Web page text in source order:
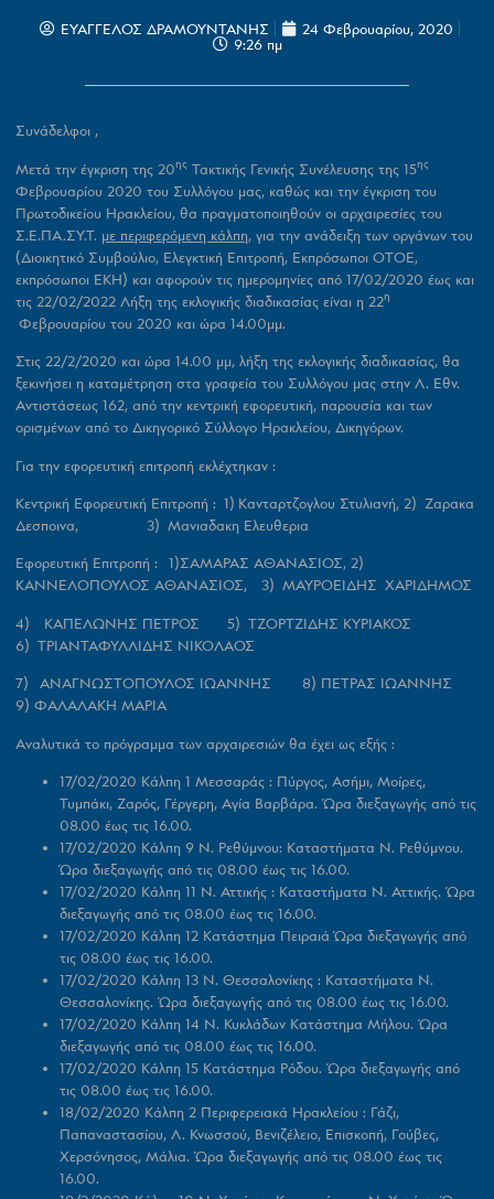
ΕΥΑΓΓΕΛΟΣ ΔΡΑΜΟΥΝΤΑΝΗΣ
24 Φεβρουαρίου, 2020
9:26 πμ
Συνάδελφοι ,
Μετά την έγκριση της 20ης Τακτικής Γενικής Συνέλευσης της 15ης
Φεβρουαρίου 2020 του Συλλόγου μας, καθώς και την έγκριση του
Πρωτοδικείου Ηρακλείου, θα πραγματοποιηθούν οι αρχαιρεσίες του
Σ.Ε.ΠΑ.ΣΥ.Τ. με περιφερόμενη κάλπη, για την ανάδειξη των οργάνων του
(Διοικητικό Συμβούλιο, Ελεγκτική Επιτροπή, Εκπρόσωποι ΟΤΟΕ,
εκπρόσωποι ΕΚΗ) και αφορούν τις ημερομηνίες από 17/02/2020 έως και
τις 22/02/2022 Λήξη της εκλογικής διαδικασίας είναι η 22η
Φεβρουαρίου του 2020 και ώρα 14.00μμ.
Στις 22/2/2020 και ώρα 14.00 μμ, λήξη της εκλογικής διαδικασίας, θα
ξεκινήσει η καταμέτρηση στα γραφεία του Συλλόγου μας στην Λ. Εθν.
Αντιστάσεως 162, από την κεντρική εφορευτική, παρουσία και των
ορισμένων από το Δικηγορικό Σύλλογο Ηρακλείου, Δικηγόρων.
Για την εφορευτική επιτροπή εκλέχτηκαν :
Κεντρική Εφορευτική Επιτροπή : 1) Κανταρτζογλου Στυλιανή, 2) Ζαρακα
Δεσποινα, 3) Μανιαδακη Ελευθερια
Εφορευτική Επιτροπή : 1)ΣΑΜΑΡΑΣ ΑΘΑΝΑΣΙΟΣ, 2)
ΚΑΝΝΕΛΟΠΟΥΛΟΣ ΑΘΑΝΑΣΙΟΣ, 3) ΜΑΥΡΟΕΙΔΗΣ ΧΑΡΙΔΗΜΟΣ
4) ΚΑΠΕΛΩΝΗΣ ΠΕΤΡΟΣ 5) ΤΖΟΡΤΖΙΔΗΣ ΚΥΡΙΑΚΟΣ
6) ΤΡΙΑΝΤΑΦΥΛΛΙΔΗΣ ΝΙΚΟΛΑΟΣ
7) ΑΝΑΓΝΩΣΤΟΠΟΥΛΟΣ ΙΩΑΝΝΗΣ 8) ΠΕΤΡΑΣ ΙΩΑΝΝΗΣ
9) ΦΑΛΑΛΑΚΗ ΜΑΡΙΑ
Αναλυτικά το πρόγραμμα των αρχαιρεσιών θα έχει ως εξής :
17/02/2020 Κάλπη 1 Μεσσαράς : Πύργος, Ασήμι, Μοίρες,
Τυμπάκι, Ζαρός, Γέργερη, Αγία Βαρβάρα. Ώρα διεξαγωγής από τις
08.00 έως τις 16.00.
17/02/2020 Κάλπη 9 Ν. Ρεθύμνου: Καταστήματα Ν. Ρεθύμνου.
Ώρα διεξαγωγής από τις 08.00 έως τις 16.00.
17/02/2020 Κάλπη 11 Ν. Αττικής : Καταστήματα Ν. Αττικής. Ώρα
διεξαγωγής από τις 08.00 έως τις 16.00.
17/02/2020 Κάλπη 12 Κατάστημα ΠειραιάΏρα διεξαγωγής από
τις 08.00 έως τις 16.00.
17/02/2020 Κάλπη 13 Ν. Θεσσαλονίκης : Καταστήματα Ν.
Θεσσαλονίκης. Ώρα διεξαγωγής από τις 08.00 έως τις 16.00.
17/02/2020 Κάλπη 14 Ν. Κυκλάδων Κατάστημα Μήλου. Ώρα
διεξαγωγής από τις 08.00 έως τις 16.00.
17/02/2020 Κάλπη 15 Κατάστημα Ρόδου. Ώρα διεξαγωγής από
τις 08.00 έως τις 16.00.
18/02/2020 Κάλπη 2 Περιφερειακά Ηρακλείου : Γάζι,
Παπαναστασίου, Λ. Κνωσσού, Βενιζέλειο, Επισκοπή, Γούβες,
Χερσόνησος, Μάλια. Ώρα διεξαγωγής από τις 08.00 έως τις
16.00.